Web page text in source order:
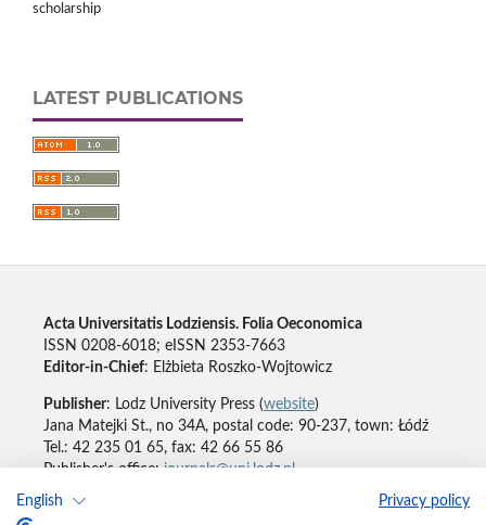
English Privacy policy
scholarship
LATEST PUBLICATIONS
Acta Universitatis Lodziensis. Folia Oeconomica
ISSN 0208-6018; eISSN 2353-7663
Editor-in-Chief: Elżbieta Roszko-Wojtowicz
Publisher: Lodz University Press (website)
Jana Matejki St., no 34A, postal code: 90-237, town: Łódź
Tel.: 42 235 01 65, fax: 42 66 55 86
Publisher's office:journals@uni.lodz.pl
Accesibility declaration